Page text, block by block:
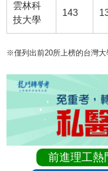
雲林科
技大學
143
※僅列出前20所上榜的台灣
前進理工熱